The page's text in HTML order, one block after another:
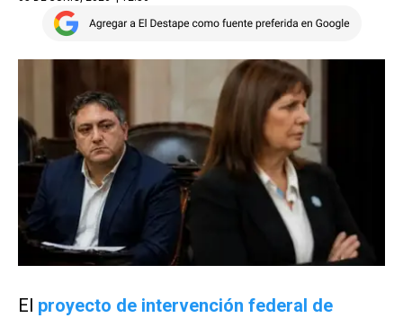
El proyecto de intervención federal de